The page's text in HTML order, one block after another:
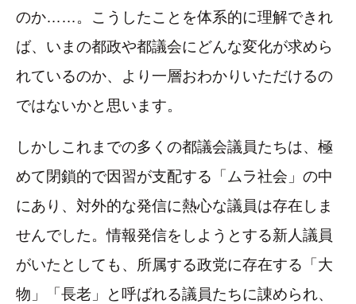
のか……。こうしたことを体系的に理解できれ
ば、いまの都政や都議会にどんな変化が求めら
れているのか、より一層おわかりいただけるの
ではないかと思います。
しかしこれまでの多くの都議会議員たちは、極
めて閉鎖的で因習が支配する「ムラ社会」の中
にあり、対外的な発信に熱心な議員は存在しま
せんでした。情報発信をしようとする新人議員
がいたとしても、所属する政党に存在する「大
物」「長老」と呼ばれる議員たちに諌められ、